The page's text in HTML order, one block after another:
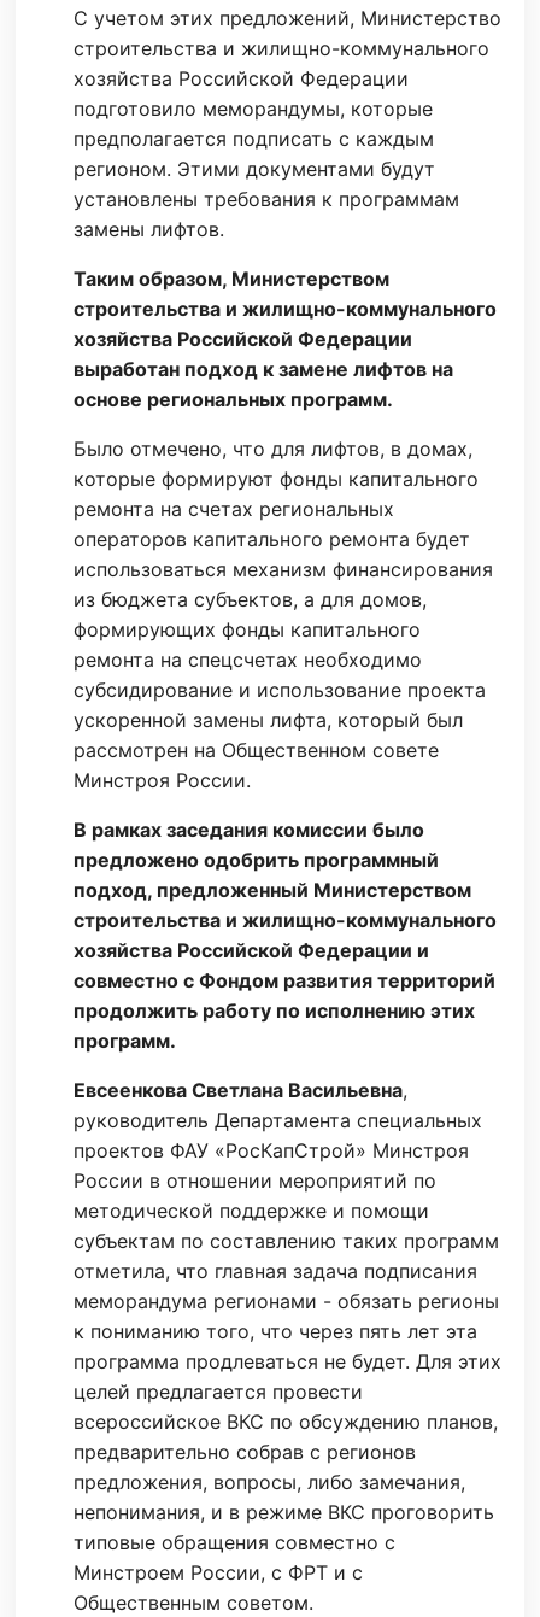
С учетом этих предложений, Министерство
строительства и жилищно-коммунального
хозяйства Российской Федерации
подготовило меморандумы, которые
предполагается подписать с каждым
регионом. Этими документами будут
установлены требования к программам
замены лифтов.
Таким образом, Министерством
строительства и жилищно-коммунального
хозяйства Российской Федерации
выработан подход к замене лифтов на
основе региональных программ.
Было отмечено, что для лифтов, в домах,
которые формируют фонды капитального
ремонта на счетах региональных
операторов капитального ремонта будет
использоваться механизм финансирования
из бюджета субъектов, а для домов,
формирующих фонды капитального
ремонта на спецсчетах необходимо
субсидирование и использование проекта
ускоренной замены лифта, который был
рассмотрен на Общественном совете
Минстроя России.
В рамках заседания комиссии было
предложено одобрить программный
подход, предложенный Министерством
строительства и жилищно-коммунального
хозяйства Российской Федерации и
совместно с Фондом развития территорий
продолжить работу по исполнению этих
программ.
Евсеенкова Светлана Васильевна,
руководитель Департамента специальных
проектов ФАУ «РосКапСтрой» Минстроя
России в отношении мероприятий по
методической поддержке и помощи
субъектам по составлению таких программ
отметила, что главная задача подписания
меморандума регионами - обязать регионы
к пониманию того, что через пять лет эта
программа продлеваться не будет. Для этих
целей предлагается провести
всероссийское ВКС по обсуждению планов,
предварительно собрав с регионов
предложения, вопросы, либо замечания,
непонимания, и в режиме ВКС проговорить
типовые обращения совместно с
Минстроем России, с ФРТ и с
Общественным советом.